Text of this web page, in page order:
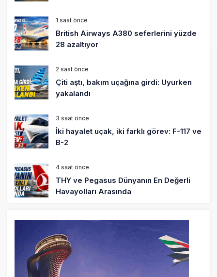
1 saat önce
British Airways A380 seferlerini yüzde
28 azaltıyor
2 saat önce
Çiti aştı, bakım uçağına girdi: Uyurken
yakalandı
3 saat önce
İki hayalet uçak, iki farklı görev: F-117 ve
B-2
4 saat önce
THY ve Pegasus Dünyanın En Değerli
Havayolları Arasında
Fly Baghdad ABD yaptırım listesinden
çıkarıldı
6 saat önce